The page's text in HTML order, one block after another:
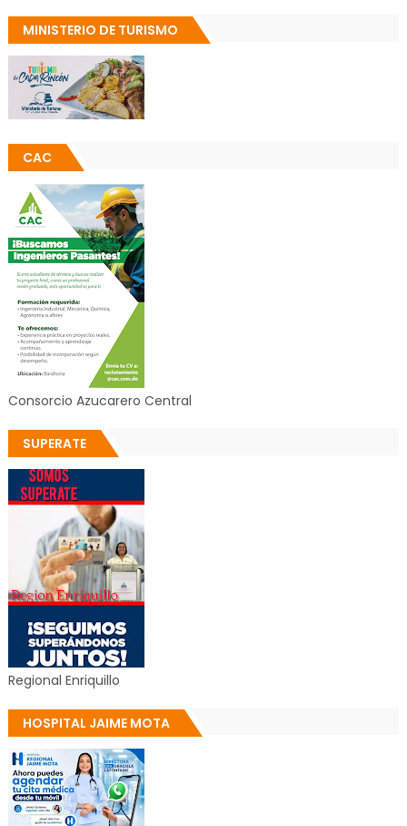
MINISTERIO DE TURISMO
CAC
Consorcio Azucarero Central
SUPERATE
Regional Enriquillo
HOSPITAL JAIME MOTA